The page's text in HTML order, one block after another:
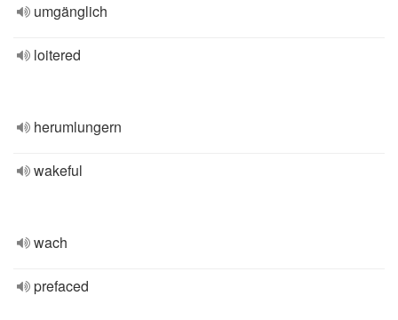
umgänglich
loitered
herumlungern
wakeful
wach
prefaced